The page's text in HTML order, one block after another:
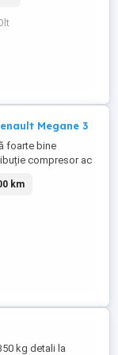
garaj 69mp, iar la
din beton
Megane 3
foarte bine
compresor ac
nou accept orice
telefon
km
kg detali la